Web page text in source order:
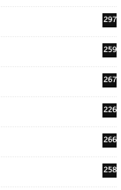
297
259
267
226
266
258